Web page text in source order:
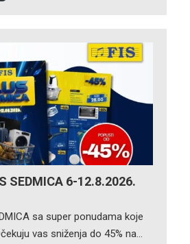
SEDMICA 6-12.8.2026.
sa super ponudama koje
vas sniženja do 45% na…